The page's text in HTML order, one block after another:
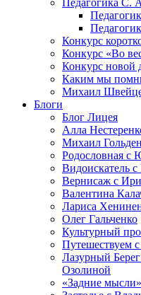
Педагогика С.
Конкурс
Конкурс «Во
Конкурс новой
Каким мы
Михаил
Блоги
Блог Лицея
Алла
Михаил
Родословная с
Видоискатель
Вернисаж с
Валентина
Лариса
Олег Гальченко
Культурный
Путешествуем
Лазурный
Озолиной
«Задние